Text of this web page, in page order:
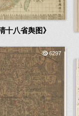
十八省舆图》
6297